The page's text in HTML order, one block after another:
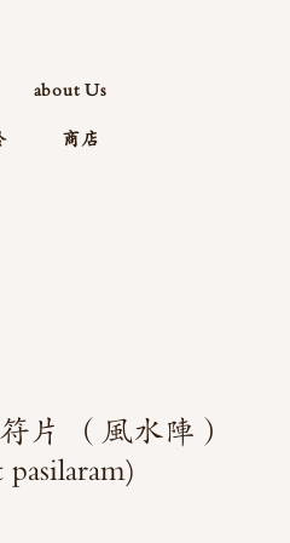
about Us
商店
片 （風水陣）